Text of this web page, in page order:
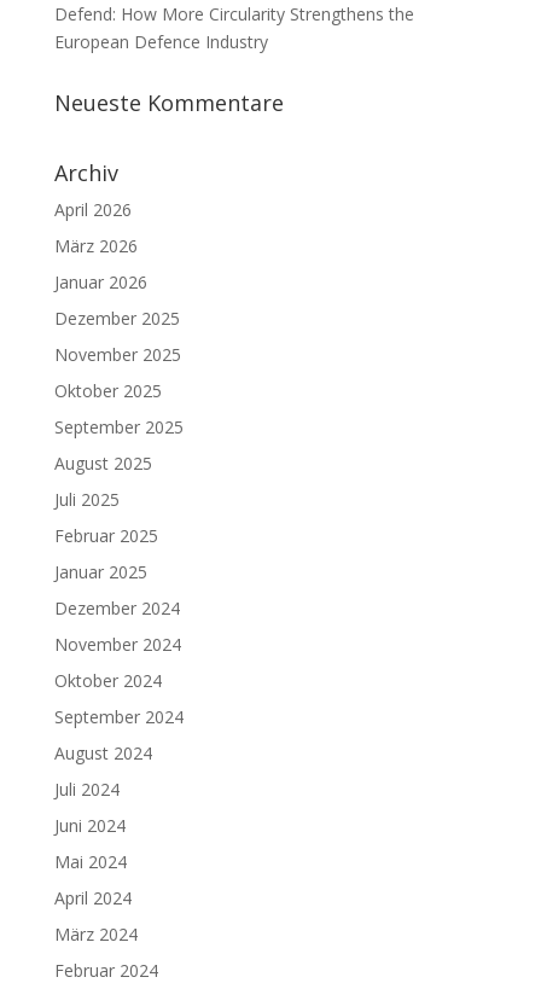
Defend: How More Circularity Strengthens the
European Defence Industry
Neueste Kommentare
Archiv
April 2026
März 2026
Januar 2026
Dezember 2025
November 2025
Oktober 2025
September 2025
August 2025
Juli 2025
Februar 2025
Januar 2025
Dezember 2024
November 2024
Oktober 2024
September 2024
August 2024
Juli 2024
Juni 2024
Mai 2024
April 2024
März 2024
Februar 2024